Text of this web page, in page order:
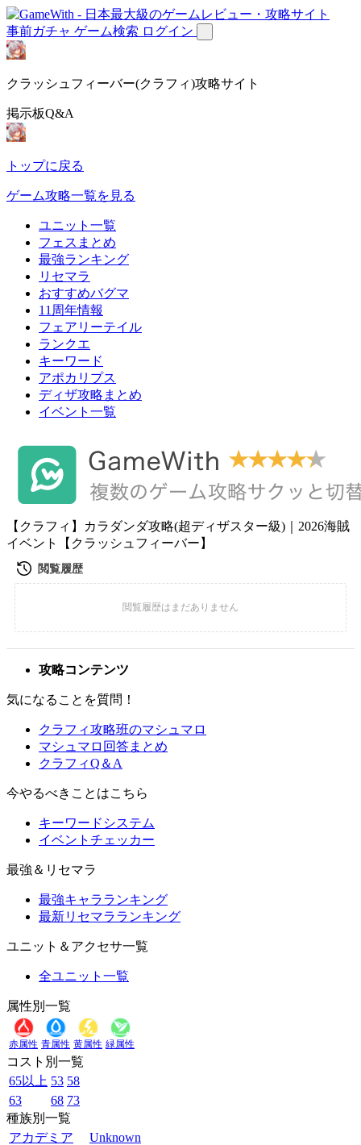
事前ガチャ ゲーム検索 ログイン
クラッシュフィーバー(クラフィ)攻略サイト
掲示板Q&A
トップに戻る
ゲーム攻略一覧を見る
ユニット一覧
フェスまとめ
最強ランキング
リセマラ
おすすめバグマ
11周年情報
フェアリーテイル
ランクエ
キーワード
アポカリプス
ディザ攻略まとめ
イベント一覧
【クラフィ】カラダンダ攻略(超ディザスター級)｜2026海賊
イベント【クラッシュフィーバー】
攻略コンテンツ
気になることを質問！
クラフィ攻略班のマシュマロ
マシュマロ回答まとめ
クラフィQ＆A
今やるべきことはこちら
キーワードシステム
イベントチェッカー
最強＆リセマラ
最強キャラランキング
最新リセマラランキング
ユニット＆アクセサ一覧
全ユニット一覧
属性別一覧
赤属性 青属性 黄属性 緑属性
コスト別一覧
65以上 53 58
63
68 73
種族別一覧
アカデミア
Unknown